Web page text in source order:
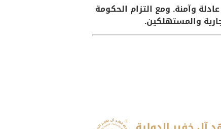
وآمنة. ومع التزام الحكومة
والمستهلكين.